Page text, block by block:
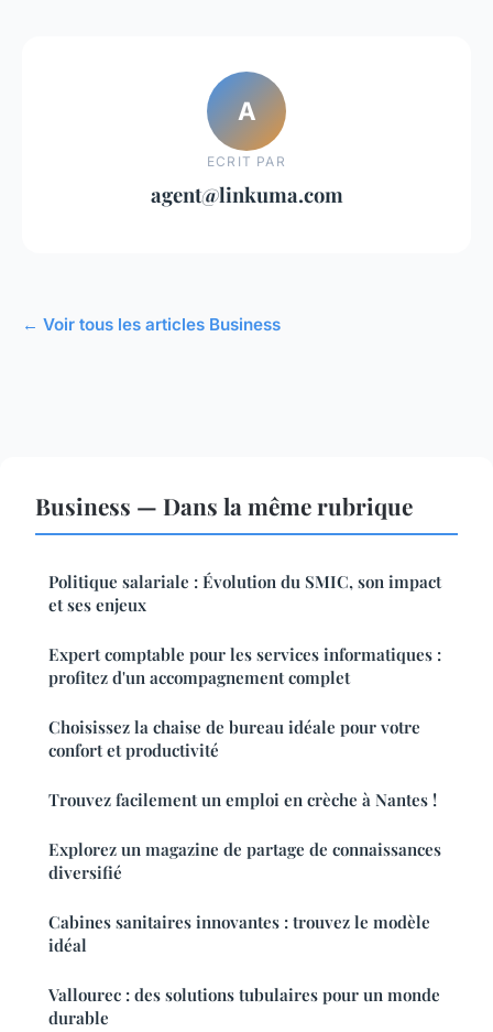
A
ECRIT PAR
agent@linkuma.com
← Voir tous les articles Business
Business — Dans la même rubrique
Politique salariale : Évolution du SMIC, son impact
et ses enjeux
Expert comptable pour les services informatiques :
profitez d'un accompagnement complet
Choisissez la chaise de bureau idéale pour votre
confort et productivité
Trouvez facilement un emploi en crèche à Nantes !
Explorez un magazine de partage de connaissances
diversifié
Cabines sanitaires innovantes : trouvez le modèle
idéal
Vallourec : des solutions tubulaires pour un monde
durable